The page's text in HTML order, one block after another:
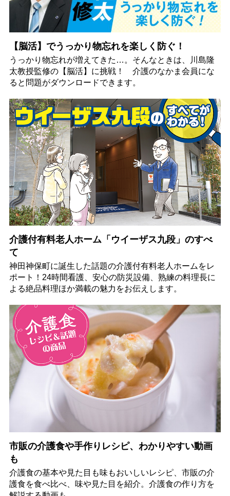
【脳活】でうっかり物忘れを楽しく防ぐ！
うっかり物忘れが増えてきた…。そんなときは、川島隆
太教授監修の【脳活】に挑戦！ 介護のなかま会員にな
ると問題がダウンロードできます。
介護付有料老人ホーム「ウイーザス九段」のすべ
て
神田神保町に誕生した話題の介護付有料老人ホームをレ
ポート！24時間看護、安心の防災設備、熟練の料理長に
よる絶品料理ほか満載の魅力をお伝えします。
市販の介護食や手作りレシピ、わかりやすい動画
も
介護食の基本や見た目も味もおいしいレシピ、市販の介
護食を食べ比べ、味や見た目を紹介。介護食の作り方を